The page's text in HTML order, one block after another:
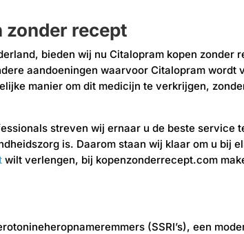
zonder recept
bieden wij nu Citalopram kopen zonder
aandoeningen waarvoor Citalopram wordt
manier om dit medicijn te verkrijgen,
streven wij ernaar u de beste service
is. Daarom staan ​​wij klaar om u bij
wilt verlengen, bij kopenzonderrecept.com
(SSRI’s), een